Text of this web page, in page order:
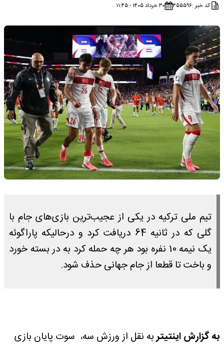
کد خبر :۴۵۵۵۹۶ ۳۰ خرداد ۱۴۰۵ - ۱۱:۴۵
تیم ملی ترکیه در یکی از عجیب‌ترین بازی‌های جام با
گلی که در ثانیه 64 دریافت کرد و درحالیکه پاراگوئه
یک نیمه 10 نفره بود هر چه حمله کرد به در بسته خورد
و باخت تا قطعا از جام جهانی حذف شود.
به گزارش اینتیتربه نقل از ورزش سه، سوت پایان بازی